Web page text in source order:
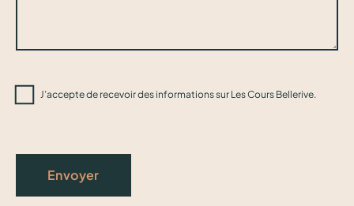
J’accepte de recevoir des informations sur Les Cours Bellerive.
Envoyer